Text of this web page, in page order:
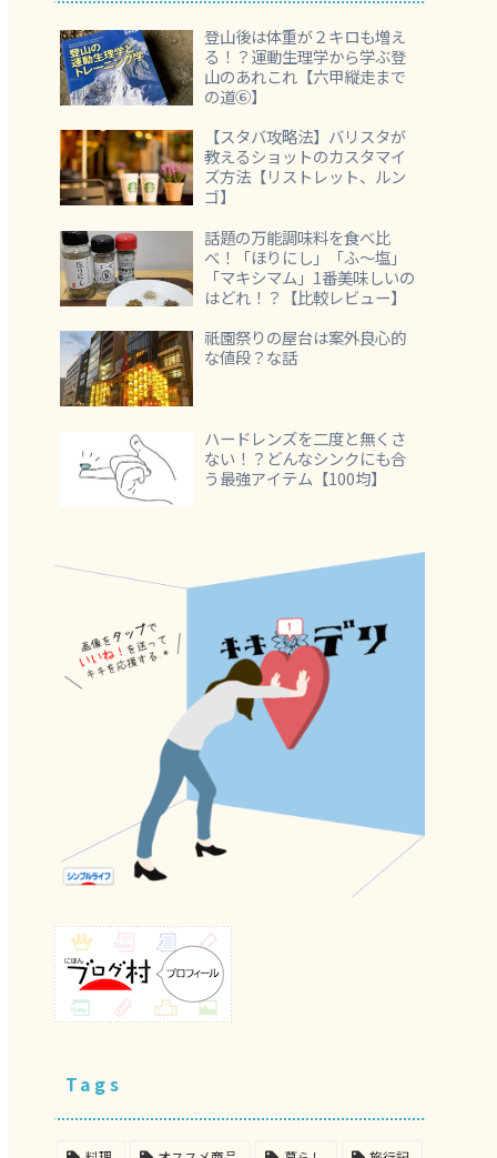
登山後は体重が２キロも増え
る！？運動生理学から学ぶ登
山のあれこれ【六甲縦走まで
の道⑥】
【スタバ攻略法】バリスタが
教えるショットのカスタマイ
ズ方法【リストレット、ルン
ゴ】
話題の万能調味料を食べ比
べ！「ほりにし」「ふ～塩」
「マキシマム」1番美味しいの
はどれ！？【比較レビュー】
祇園祭りの屋台は案外良心的
な値段？な話
ハードレンズを二度と無くさ
ない！？どんなシンクにも合
う最強アイテム【100均】
Tags